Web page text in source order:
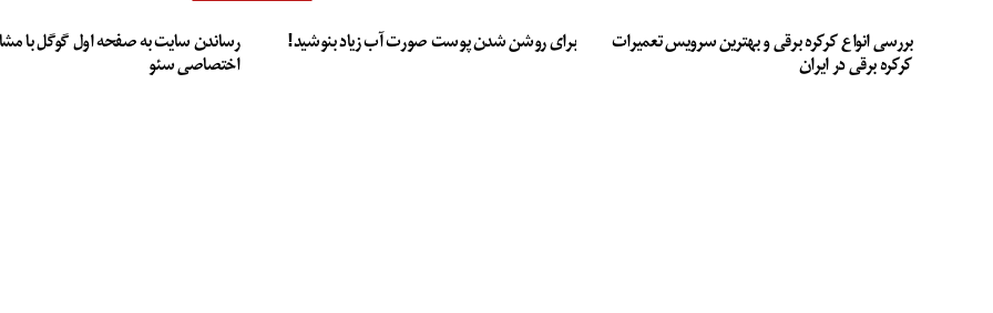
بررسی انواع کرکره برقی و بهترین سرویس تعمیرات
کرکره برقی در ایران
برای روشن شدن پوست صورت آب زیاد بنوشید!
رساندن سایت به صفحه اول گوگل با
اختصاصی سئو